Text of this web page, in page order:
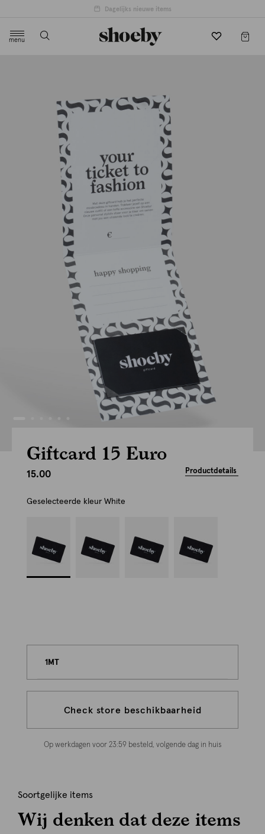
Dagelijks nieuwe items
menu
Giftcard 15 Euro
15.00 Productdetails
Geselecteerde kleur White
1MT
Check store beschikbaarheid
Op werkdagen voor 23:59 besteld, volgende dag in huis
Soortgelijke items
Wij denken dat deze items